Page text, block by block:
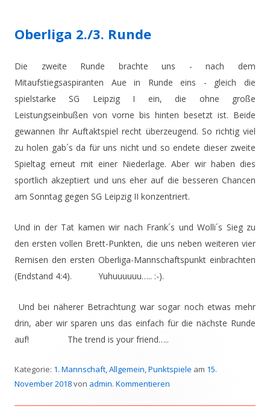
Oberliga 2./3. Runde
Die zweite Runde brachte uns - nach dem
Mitaufstiegsaspiranten Aue in Runde eins - gleich die
spielstarke SG Leipzig I ein, die ohne große
Leistungseinbußen von vorne bis hinten besetzt ist. Beide
gewannen Ihr Auftaktspiel recht überzeugend. So richtig viel
zu holen gab´s da für uns nicht und so endete dieser zweite
Spieltag erneut mit einer Niederlage. Aber wir haben dies
sportlich akzeptiert und uns eher auf die besseren Chancen
am Sonntag gegen SG Leipzig II konzentriert.
Und in der Tat kamen wir nach Frank´s und Wolli´s Sieg zu
den ersten vollen Brett-Punkten, die uns neben weiteren vier
Remisen den ersten Oberliga-Mannschaftspunkt einbrachten
(Endstand 4:4). Yuhuuuuuu….. :-).
Und bei näherer Betrachtung war sogar noch etwas mehr
drin, aber wir sparen uns das einfach für die nächste Runde
auf! The trend is your friend…..
Kategorie: 1. Mannschaft,Allgemein,Punktspiele am 15.
November 2018von admin. Kommentieren